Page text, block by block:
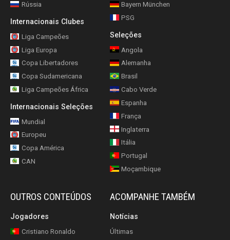
Rússia
Internacionais Clubes
Liga Campeões
Liga Europa
Copa Libertadores
Copa Sudamericana
Liga Campeões África
Internacionais Seleções
Mundial
Europeu
Copa América
CAN
Bayern München
PSG
Seleções
Angola
Alemanha
Brasil
Cabo Verde
Espanha
França
Inglaterra
Itália
Portugal
Moçambique
OUTROS CONTEÚDOS
Jogadores
Cristiano Ronaldo
ACOMPANHE TAMBÉM
Notícias
Últimas